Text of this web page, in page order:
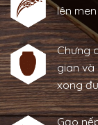
Rượu
lên
Chưng
gian và
xong